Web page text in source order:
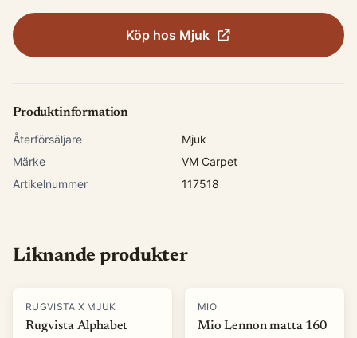
Köp hos Mjuk
Produktinformation
Återförsäljare
Mjuk
Märke
VM Carpet
Artikelnummer
117518
Liknande produkter
-15%
RUGVISTA X MJUK
Rugvista Alphabet
-40%
MIO
Mio Lennon matta 160